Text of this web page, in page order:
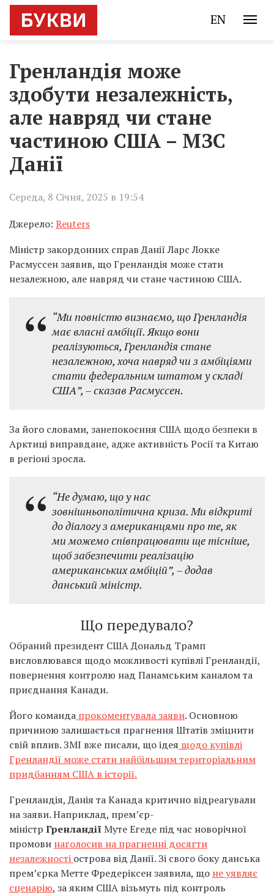
EN
Гренландія може
здобути незалежність,
але навряд чи стане
частиною США – МЗС
Данії
Середа, 8 Січня, 2025 в 19:54
Джерело: Reuters
Міністр закордонних справ Данії Ларс Локке
Расмуссен заявив, що Гренландія може стати
незалежною, але навряд чи стане частиною США.
“Ми повністю визнаємо, що Гренландія
має власні амбіції. Якщо вони
реалізуються, Гренландія стане
незалежною, хоча навряд чи з амбіціями
стати федеральним штатом у складі
США”, – сказав Расмуссен.
За його словами, занепокоєння США щодо безпеки в
Арктиці виправдане, адже активність Росії та Китаю
в регіоні зросла.
“Не думаю, що у нас
зовнішньополітична криза. Ми відкриті
до діалогу з американцями про те, як
ми можемо співпрацювати ще тісніше,
щоб забезпечити реалізацію
американських амбіцій”, – додав
данський міністр.
Що передувало?
Обраний президент США Дональд Трамп
висловлювався щодо можливості купівлі Гренландії,
повернення контролю над Панамським каналом та
приєднання Канади.
Його команда прокоментувала заяви. Основною
причиною залишається прагнення Штатів зміцнити
свій вплив. ЗМІ вже писали, що ідея щодо купівлі
Гренландії може стати найбільшим територіальним
придбанням США в історії.
Гренландія, Данія та Канада критично відреагували
на заяви. Наприклад, прем’єр-
міністр Гренландії Муте Егеде під час новорічної
промови наголосив на прагненні досягти
незалежності острова від Данії. Зі свого боку данська
прем’єрка Метте Фредеріксен заявила, що не уявляє
сценарію, за яким США візьмуть під контроль